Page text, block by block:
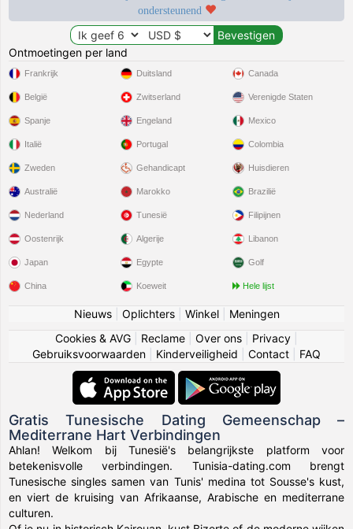
ondersteunend
Ontmoetingen per land
Frankrijk
België
Spanje
Italië
Zweden
Duitsland
Zwitserland
Engeland
Portugal
Gehandicapt
Canada
Verenigde Staten
Mexico
Colombia
Huisdieren
Australië
Nederland
Oostenrijk
Japan
China
Marokko
Tunesië
Algerije
Egypte
Koeweit
Brazilië
Filipijnen
Libanon
Golf
Hele lijst
Nieuws| Oplichters| Winkel| Meningen
Cookies & AVG
Reclame Over ons Privacy
Gebruiksvoorwaarden
Kinderveiligheid Contact FAQ
Gratis Tunesische Dating Gemeenschap –
Mediterrane Hart Verbindingen
Ahlan! Welkom bij Tunesië's belangrijkste platform voor
betekenisvolle verbindingen. Tunisia-dating.com brengt
Tunesische singles samen van Tunis' medina tot Sousse's kust,
en viert de kruising van Afrikaanse, Arabische en mediterrane
culturen.